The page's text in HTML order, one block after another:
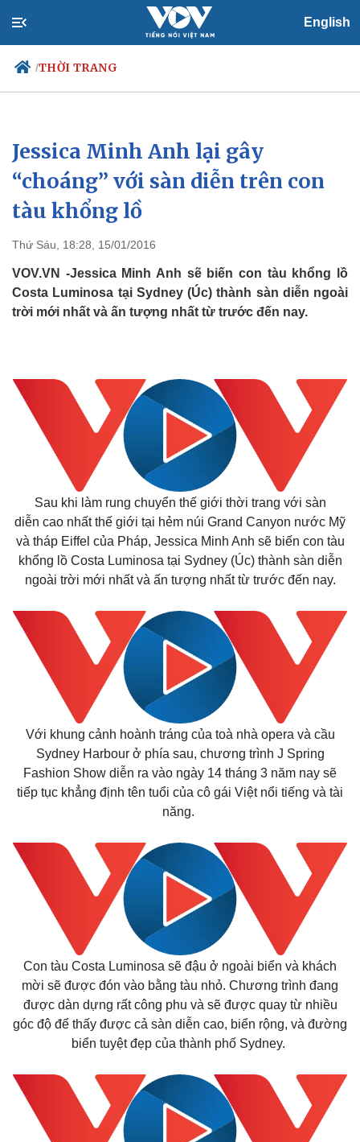
English
/THỜI TRANG
Chính trị
Đảng
Tổ chức nhân sự
Quốc hội
Nhận diện sự thật
Xã hội
Tin 24h
Dự báo thời tiết
Thế giới
Quan sát
Cuộc sống đó đây
Multimedia
Video
Ảnh
E-Magazine
Infographic
Jessica Minh Anh lại gây
“choáng” với sàn diễn trên con
tàu khổng lồ
Thứ Sáu, 18:28, 15/01/2016
VOV.VN -Jessica Minh Anh sẽ biến con tàu khổng lồ
Costa Luminosa tại Sydney (Úc) thành sàn diễn ngoài
trời mới nhất và ấn tượng nhất từ trước đến nay.
Sau khi làm rung chuyển thế giới thời trang với sàn
diễn cao nhất thế giới tại hẻm núi Grand Canyon nước Mỹ
và tháp Eiffel của Pháp, Jessica Minh Anh sẽ biến con tàu
khổng lồ Costa Luminosa tại Sydney (Úc) thành sàn diễn
ngoài trời mới nhất và ấn tượng nhất từ trước đến nay.
Với khung cảnh hoành tráng của toà nhà opera và cầu
Sydney Harbour ở phía sau, chương trình J Spring
Fashion Show diễn ra vào ngày 14 tháng 3 năm nay sẽ
tiếp tục khẳng định tên tuổi của cô gái Việt nổi tiếng và tài
năng.
Con tàu Costa Luminosa sẽ đậu ở ngoài biển và khách
mời sẽ được đón vào bằng tàu nhỏ. Chương trình đang
được dàn dựng rất công phu và sẽ được quay từ nhiều
góc độ để thấy được cả sàn diễn cao, biển rộng, và đường
biển tuyệt đẹp của thành phố Sydney.